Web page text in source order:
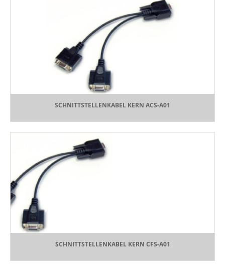
SCHNITTSTELLENKABEL KERN ACS-A01
SCHNITTSTELLENKABEL KERN CFS-A01